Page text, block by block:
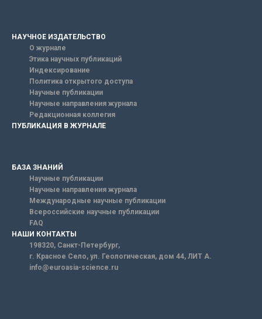
НАУЧНОЕ ИЗДАТЕЛЬСТВО
О журнале
Этика научных публикаций
Индексирование
Политика открытого доступа
Научные публикации
Научные направления журнала
Редакционная коллегия
ПУБЛИКАЦИЯ В ЖУРНАЛЕ
БАЗА ЗНАНИЙ
Научные публикации
Научные направления журнала
Международные научные публикации
Всероссийские научные публикации
FAQ
НАШИ КОНТАКТЫ
198320, Санкт-Петербург,
г. Красное Село, ул. Геологическая, дом 44, ЛИТ А.
info@euroasia-science.ru